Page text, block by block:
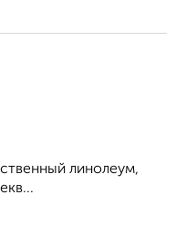
линолеум,